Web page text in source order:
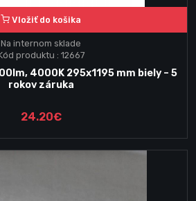
Vložiť do košika
Na internom sklade
produktu : 12667
4000K 295x1195 mm biely – 5
rokov záruka
24.20€